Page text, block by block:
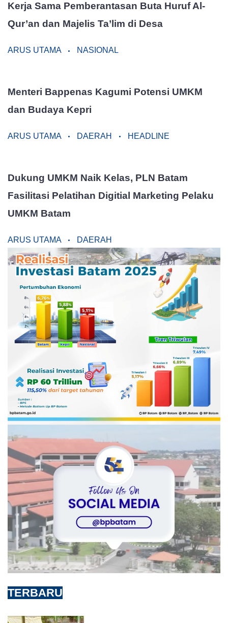
Kerja Sama Pemberantasan Buta Huruf Al-
Qur’an dan Majelis Ta’lim di Desa
ARUS UTAMA NASIONAL
Menteri Bappenas Kagumi Potensi UMKM
dan Budaya Kepri
ARUS UTAMA DAERAH HEADLINE
Dukung UMKM Naik Kelas, PLN Batam
Fasilitasi Pelatihan Digitial Marketing Pelaku
UMKM Batam
ARUS UTAMA DAERAH
TERBARU